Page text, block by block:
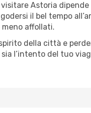
Astoria
il bel tempo
affollati.
della città e
l’intento del tuo